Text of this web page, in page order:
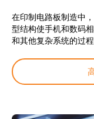
在印制电路板制造中
型结构使手机和数码
和其他复杂系统的过程